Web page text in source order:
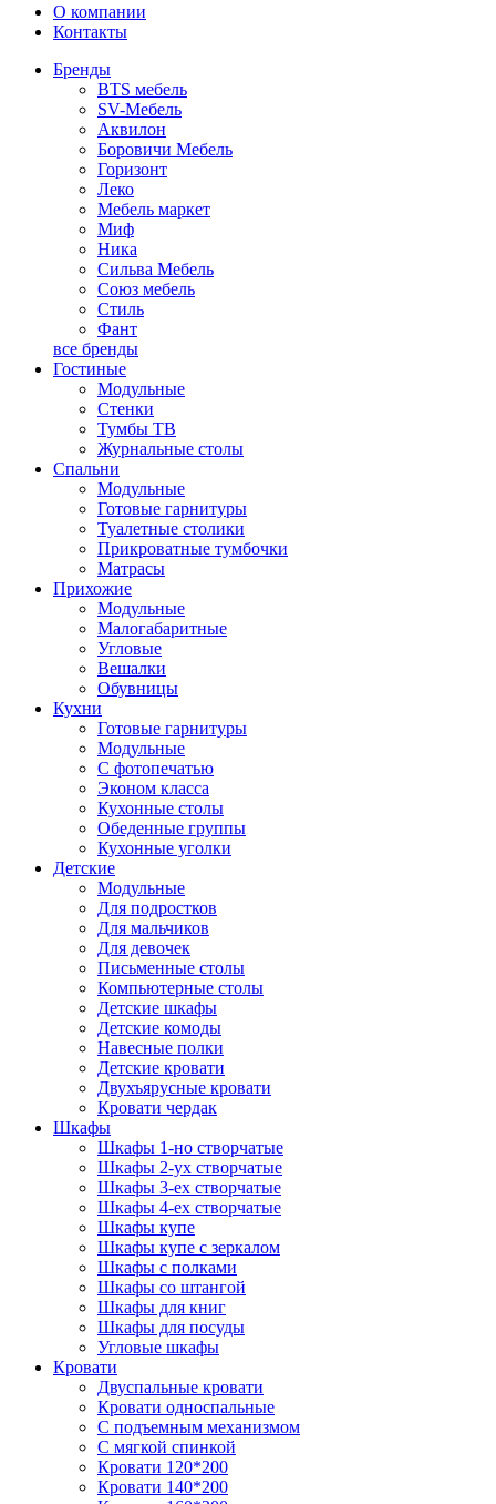
О компании
Контакты
Бренды
BTS мебель
SV-Мебель
Аквилон
Боровичи Мебель
Горизонт
Леко
Мебель маркет
Миф
Ника
Сильва Мебель
Союз мебель
Стиль
Фант
все бренды
Гостиные
Модульные
Стенки
Тумбы ТВ
Журнальные столы
Спальни
Модульные
Готовые гарнитуры
Туалетные столики
Прикроватные тумбочки
Матрасы
Прихожие
Модульные
Малогабаритные
Угловые
Вешалки
Обувницы
Кухни
Готовые гарнитуры
Модульные
С фотопечатью
Эконом класса
Кухонные столы
Обеденные группы
Кухонные уголки
Детские
Модульные
Для подростков
Для мальчиков
Для девочек
Письменные столы
Компьютерные столы
Детские шкафы
Детские комоды
Навесные полки
Детские кровати
Двухъярусные кровати
Кровати чердак
Шкафы
Шкафы 1-но створчатые
Шкафы 2-ух створчатые
Шкафы 3-ех створчатые
Шкафы 4-ех створчатые
Шкафы купе
Шкафы купе с зеркалом
Шкафы с полками
Шкафы со штангой
Шкафы для книг
Шкафы для посуды
Угловые шкафы
Кровати
Двуспальные кровати
Кровати односпальные
С подъемным механизмом
С мягкой спинкой
Кровати 120*200
Кровати 140*200